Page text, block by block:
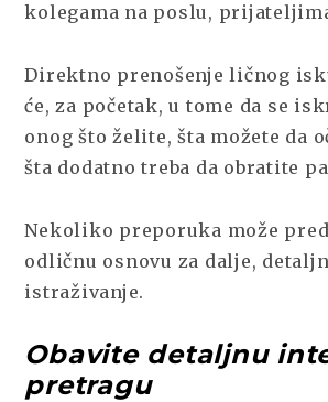
kolegama na poslu,
Direktno prenošenje ličnog
će, za početak, u tome da se
onog što želite, šta možete da
šta dodatno treba da obratite
Nekoliko preporuka može
odličnu osnovu za dalje,
istraživanje.
Obavite detaljnu
pretragu